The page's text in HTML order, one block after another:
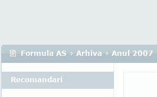
Formula AS › Arhiva › Anul 2007
Recomandari